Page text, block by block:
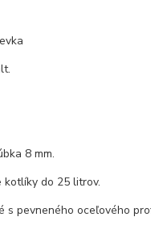
8 mm.
do 25 litrov.
s pevneného oceľového